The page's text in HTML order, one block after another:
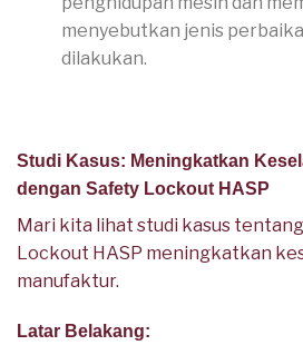
menyebutkan jenis
dilakukan.
Studi Kasus: Meningkatkan
dengan Safety Lockout HASP
Mari kita lihat studi kasus
Lockout HASP meningkatkan
manufaktur.
Latar Belakang: